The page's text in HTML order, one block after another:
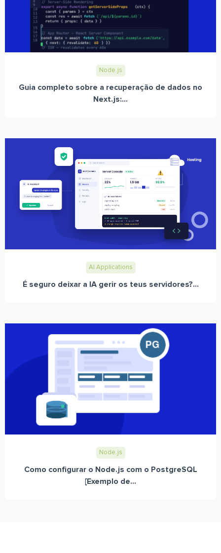
Node.js
Guia completo sobre a recuperação de dados no
Next.js:...
AI Applications
É seguro deixar a IA gerir os teus servidores?...
Node.js
Como configurar o Node.js com o PostgreSQL
[Exemplo de...